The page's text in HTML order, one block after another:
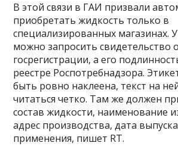
В этой связи в ГАИ призвали
приобретать жидкость только в
специализированных магазинах.
можно запросить свидетельство о
госрегистрации, а его
реестре Роспотребнадзора.
быть ровно наклеена, текст на
читаться четко. Там же должен
состав жидкости, наименование
адрес производства, дата
применения, пишет RT.